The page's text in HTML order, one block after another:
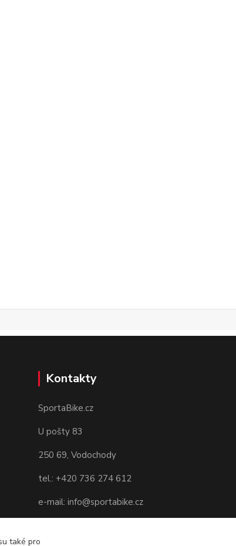
Kontakty
SportaBike.cz
U pošty 83
250 69, Vodochody
tel.: +420 736 274 612
e-mail: info@sportabike.cz
také pro